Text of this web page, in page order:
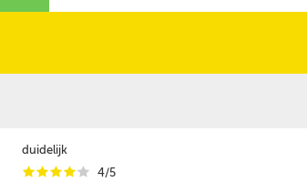
duidelijk
iiiii 4/5